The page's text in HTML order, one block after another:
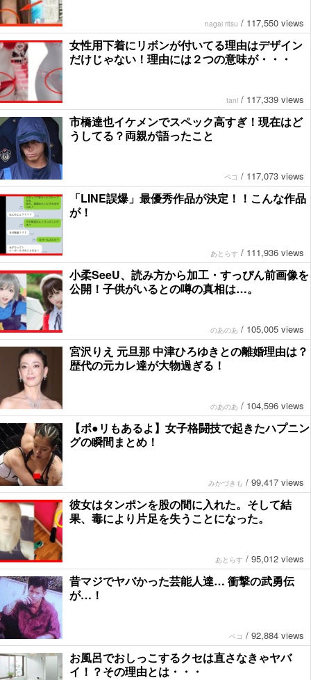
nagai ritsu / 117,550 views
女性用下着にリボンが付いてる理由はデザイン
だけじゃない！理由には２つの意味が・・・
tani / 117,339 views
市橋達也イケメンでスペック高すぎ！現在はど
うしてる？両親が語ったこと
ペコ / 117,073 views
「LINE誤爆」最優秀作品が決定！！こんな作品
が！
あとらす / 111,936 views
小柔SeeU、読み方から加工・すっぴん前画像を
公開！子供がいるとの噂の真相は…。
のあのあ / 105,005 views
宮沢りえ 元旦那 中津ひろゆきとの離婚理由は？
歴代の元カレ達が大物過ぎる！
のあのあ / 104,596 views
【ポ●リもあるよ】女子格闘技で起きたハプニン
グの瞬間まとめ！
みかづきも / 99,417 views
彼女はタンポンを股の間に入れた。そして結
果、毒により片足を失うことになった。
あとらす / 95,012 views
昔マジでヤバかった芸能人達… 衝撃の武勇伝
が…！
ペコ / 92,884 views
お風呂でおしっこするクセは直さなきゃヤバ
イ！？その理由とは・・・